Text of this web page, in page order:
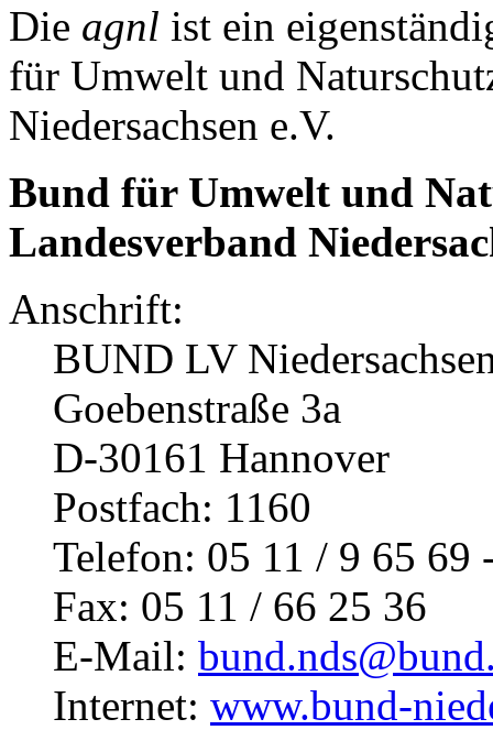
Die agnl ist ein
für Umwelt und
Niedersachsen e.V.
Bund für Umwelt und
Landesverband
Anschrift:
BUND LV
Goebenstraße 3a
D-30161 Hannover
Postfach: 1160
Telefon: 05 11 / 9 65 69
Fax: 05 11 / 66 25 36
E-Mail:
Internet: www.bund-